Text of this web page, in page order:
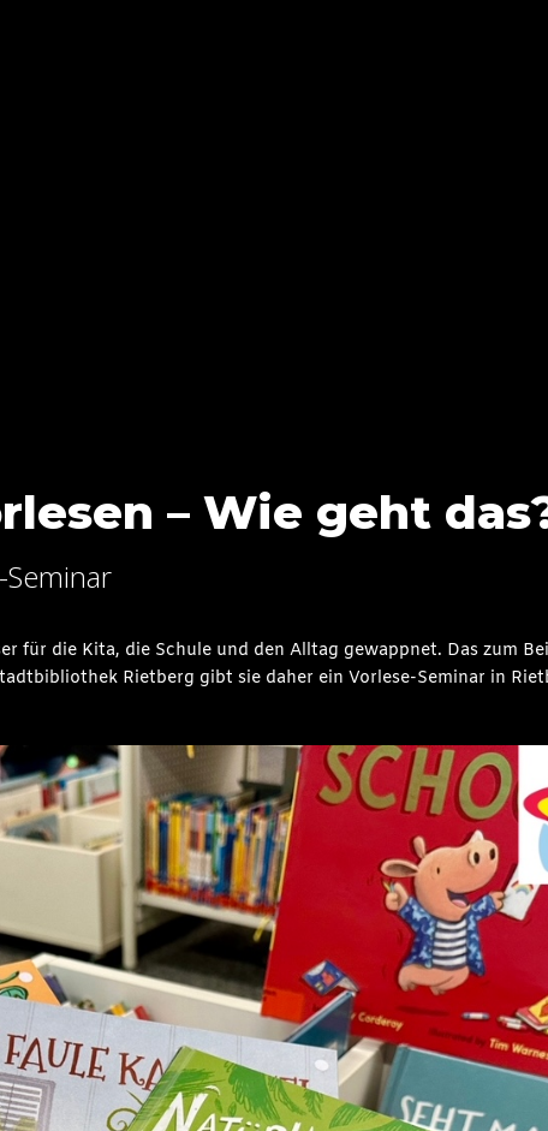
– Wie geht
für die Kita, die Schule und den Alltag gewappnet. Das zum
Rietberg gibt sie daher ein Vorlese-Seminar in